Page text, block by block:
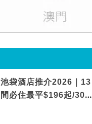
池袋酒店推介2026｜13
間必住最平$196起/30秒